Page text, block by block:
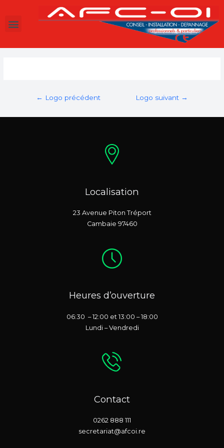
← Logo précédent Logo suivant →
Localisation
23 Avenue Piton Tréport
Cambaie 97460
Heures d’ouverture
06:30 – 12:00 et 13:00 – 18:00
Lundi – Vendredi
Contact
0262 888 111
secretariat@afcoi.re